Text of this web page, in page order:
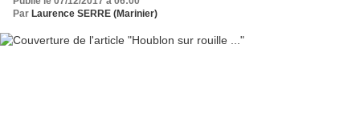
Par Laurence SERRE (Marinier)